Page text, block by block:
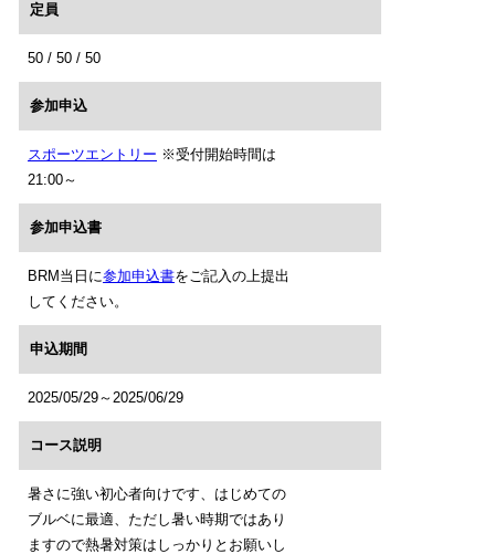
定員
50 / 50 / 50
参加申込
スポーツエントリー ※受付開始時間は
21:00～
参加申込書
BRM当日に参加申込書をご記入の上提出
してください。
申込期間
2025/05/29～2025/06/29
コース説明
暑さに強い初心者向けです、はじめての
ブルベに最適、ただし暑い時期ではあり
ますので熱暑対策はしっかりとお願いし